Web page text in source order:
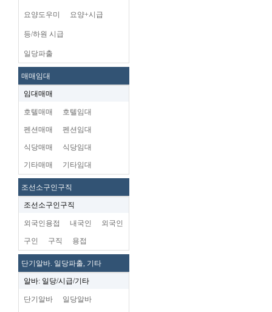
요양도우미 요양+시급
등/하원 시급
일당파출
매매임대
임대매매
호텔매매 호텔임대
펜션매매 펜션임대
식당매매 식당임대
기타매매 기타임대
조선소구인구직
조선소구인구직
외국인용접 내국인 외국인
구인 구직 용접
단기알바. 일당파출, 기타
알바: 일당/시급/기타
단기알바 일당알바